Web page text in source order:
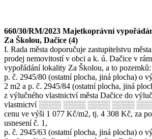
660/30/RM/2023 Majetkoprávní
Za Školou, Dačice (4)
I. Rada města doporučuje zastupitelstvu
prodej nemovitostí v obci a k. ú. Dačice v
vypořádání lokality Za Školou, a to pozemků:
p. č. 2945/80 (ostatní plocha, jiná plocha) o
2 m2 a p. č. 2945/84 (ostatní plocha, jiná
z výlučného vlastnictví města Dačice do
vlastnictví ░░░░ ░░░░ ░░░░ ░░░░ ░░░,
cenu ve výši 1 077 Kč/m2, tj. 4 308 Kč, za
usnesení č. 1,
p. č. 2945/63 (ostatní plocha, jiná plocha) o